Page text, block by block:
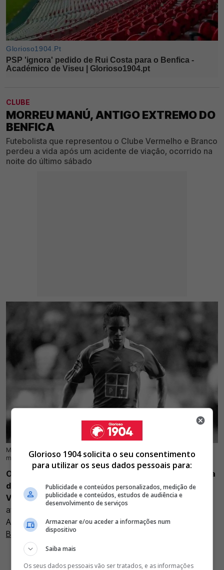
CLUBE
MORREU MANÚ, ANTIGO EXTREMO DO
BENFICA
Futebolista que representou o Clube Vermelho e Branco
perdeu a vida após um acidente de viação, ocorrido na
noite do último sábado
Manú, antigo futebolista que passou, entre outros clubes, pelo Benfica,
morreu este sábado aos 43 anos
12 Jul 2026 | 11:20 | 0
O antigo futebolista Manú morreu aos 43 anos, vítima
de acidente de viação, na noite deste sábado, em
Vermões, Sobral de Monte Agraço . A notícia foi
avançada pelo portal Flashscore e confirmada pelo
Alverca, clube onde se formou. O ex atleta passou pelo
Benfica.
Glorioso 1904 solicita o seu consentimento
para utilizar os seus dados pessoais para:
Publicidade e conteúdos personalizados, medição de
publicidade e conteúdos, estudos de audiência e
desenvolvimento de serviços
Armazenar e/ou aceder a informações num
dispositivo
Saiba mais
Os seus dados pessoais vão ser tratados, e as informações